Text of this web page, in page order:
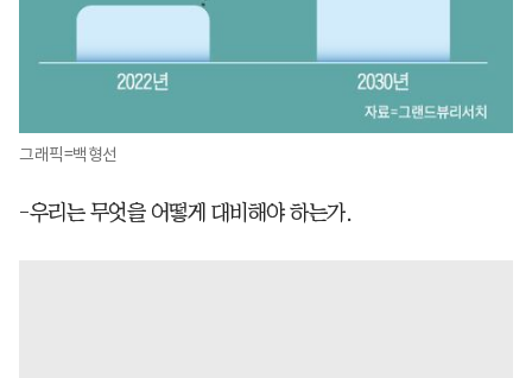
그래픽=백형선
-우리는 무엇을 어떻게 대비해야 하는가.